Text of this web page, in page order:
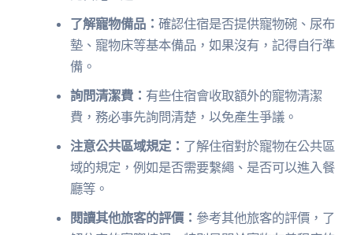
了解寵物備品：確認住宿是否提供寵物碗、尿布
墊、寵物床等基本備品，如果沒有，記得自行準
備。
詢問清潔費： 有些住宿會收取額外的寵物清潔
費，務必事先詢問清楚，以免產生爭議。
注意公共區域規定： 了解住宿對於寵物在公共區
域的規定，例如是否需要繫繩、是否可以進入餐
廳等。
閱讀其他旅客的評價： 參考其他旅客的評價，了